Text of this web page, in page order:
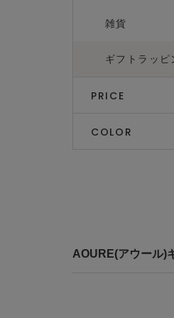
雑貨
ギフトラッピ
PRICE
COLOR
AOURE(アウール)